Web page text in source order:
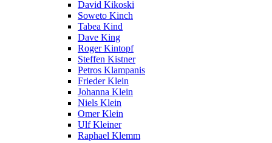
David Kikoski
Soweto Kinch
Tabea Kind
Dave King
Roger Kintopf
Steffen Kistner
Petros Klampanis
Frieder Klein
Johanna Klein
Niels Klein
Omer Klein
Ulf Kleiner
Raphael Klemm